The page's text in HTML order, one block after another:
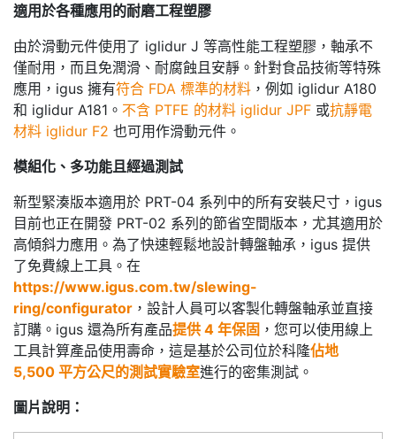
適用於各種應用的耐磨工程塑膠
由於滑動元件使用了 iglidur J 等高性能工程塑膠，軸承不
僅耐用，而且免潤滑、耐腐蝕且安靜。針對食品技術等特殊
應用，igus 擁有符合 FDA 標準的材料 ，例如 iglidur A180
和 iglidur A181。 不含 PTFE 的材料 iglidur JPF 或抗靜電
材料 iglidur F2 也可用作滑動元件。
模組化、多功能且經過測試
新型緊湊版本適用於 PRT-04 系列中的所有安裝尺寸，igus
目前也正在開發 PRT-02 系列的節省空間版本，尤其適用於
高傾斜力應用。為了快速輕鬆地設計轉盤軸承，igus 提供
了免費線上工具。在
https://www.igus.com.tw/slewing-
ring/configurator ，設計人員可以客製化轉盤軸承並直接
訂購。igus 還為所有產品提供 4 年保固 ，您可以使用線上
工具計算產品使用壽命，這是基於公司位於科隆佔地
5,500 平方公尺的測試實驗室進行的密集測試。
圖片說明：